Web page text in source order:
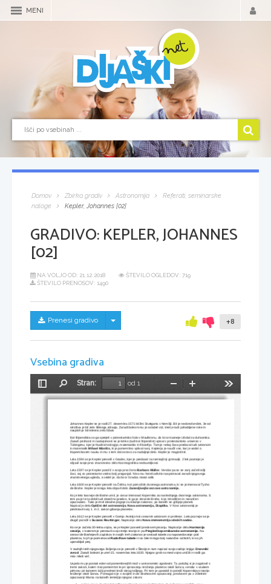
MENI
Domov Zbirka gradiv Astronomija
Referati, seminarske
naloge
Kepler, Johannes [02]
GRADIVO:KEPLER, JOHANNES
[02]
NA VOLJO OD: 21.12.2018
ŠTEVILO OGLEDOV: 719
ŠTEVILO PRENOSOV: 1490
Prenesi gradivo Skrij/prikaži meni +8
Vsebina gradiva
Preklopi
stransko
Stran:
od 1
Pomanjšaj
Johannes Kepler se je rodil 27. decembra 1571 bližini Stuttgarta v Nemčiji. Bil je nedonošenček, že od
otroštva je bil zelo šibkega zdravja. Zaradi bolezni mu je oslabel vid, imel je tudi pohabljene roke in
nasploh je bil telesno zelo šibak.
Kot štipendista so ga sprejeli v protestantsko šolo v Maulbronu, da bi se kasneje izšolal za duhovnika.
Zaradi pridnosti in nadarjenosti se je lahko (tudi kot štipendist) vpisal v protestantsko univerzo v
Tübingenu, kjer je študiral teologijo, matematiko in filozofijo. Tam je nekaj časa predaval tudi astronom
in matematik Mihael Mästlin, ki je pomembno vplival nanj. Keplerja je naučil vse, kar je vedel o
Kopernikovem nauku in mu s tem dal osnovo za nadaljnje delo. Kepler je magistriral.
Leta 1594 se je Kepler preselil v Gradec, kjer je predaval na tamkajšnji gimnaziji. 2 leti pozneje je
objavil svoje prvo znanstveno delo Kozmografska nedoumljivost.
Leta 1597 se je Kepler poročil s svojo prvo ženo Barbaro Müller. Vendar pa so se zanj začeli težji
časi, saj so protestante vedno bolj preganjali. Niso mu hoteli odkrito nasprotovati zaradi njegovega
znanstvenega ugleda, a vedel je, da bo iz Gradca moral oditi.
Leta 1600 se je Kepler preselil na Češko, kot pomočnik dvornega astronoma, ki se je imenoval Tycho
de Brahe. Kepler je istega leta objavil delo Zanesljivejše osnove astronomije.
Ko je leto kasneje de Brahe umrl, je cesar imenoval Kopernika za naslednjega dvornega astronoma. S
tem pa je le-ta dobil tudi obsežno gradivo, ki ga je zbral de Brahe, ki je bil odličen in natančen
opazovalec. Tako je imel idealne pogoje za iskanje zakonov, po katerih se gibljejo planeti.
Napisal je dela Optični del astronomije, Nova astronomija, Dioptika . V Novi astronomiji je
predstavil svoj 1. in 2. zakon gibanja planetov.
Leta 1612 se je Kepler preselil v Gornjo Avstrijo kot cesarski astronom in profesor. Leto pozneje se je
drugič poročil s Suzano Reuttinger. Napisal je delo Nova stereometrija vinskih sodov.
Ko se je začela 30-letna vojna, se je Kepler posvetil predvsem pisanju. Napisal je dela Harmonija
vesolja , v katerem je prestavil svojo tretjo teorijo in pa Pregled kopernikanske astronomije. Na
osnovi de Brahejevih zapiskov in svojih treh zakonov je sestavil tabele za napovedovanje poti
planetov, ki jih je poimenoval Rudolfove tabele in so bile mnogo bolj natančne od tistih, ki so jih
uporabljali prej.
V zadnjih letih njegovega življenja se je preselil v Šlezijo in tam napisal svojo zadnjo knjigo Dnevniki
zvezd. Zaradi bolezni je umrl 15. novembra leta 1630. Njegov grob so med vojno uničili in našli ga
niso nikoli več.
Uspelo mu je postati eden od pomembnejših mož v astronomski zgodovini. Ta položaj si je zagotovil s
tremi zakoni, kateri niso pomembni le pri opisovanju kroženja planetov okoli Sonca, vendar v vsakem
primeru pri katerem lažji predmet kroži okrog težjega. Pri tem je uporabil in potrdil Kopernikovo teorijo
kroženje okoli Sonca. Pomagal si je s svojimi in de Braheovimi opazovanji, predvsem pa z 20letnim
opazovanji Marsa na katerih temeljijo njegovi zakoni.